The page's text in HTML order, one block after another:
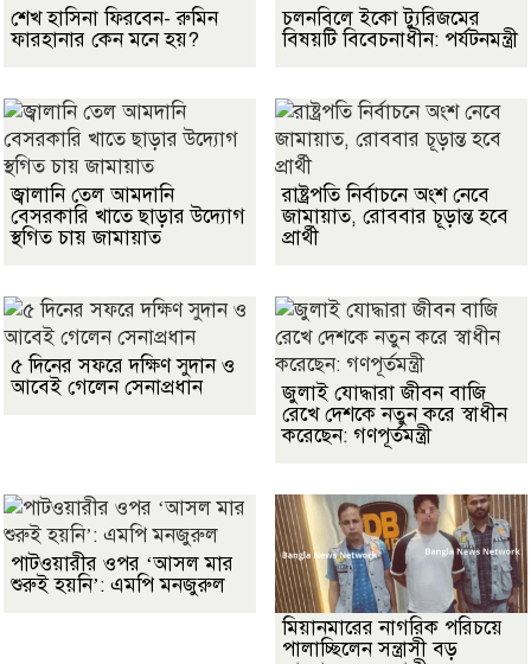
শেখ হাসিনা ফিরবেন- রুমিন
ফারহানার কেন মনে হয়?
চলনবিলে ইকো ট্যুরিজমের
বিষয়টি বিবেচনাধীন: পর্যটনমন্ত্রী
জ্বালানি তেল আমদানি
বেসরকারি খাতে ছাড়ার উদ্যোগ
স্থগিত চায় জামায়াত
রাষ্ট্রপতি নির্বাচনে অংশ নেবে
জামায়াত, রোববার চূড়ান্ত হবে
প্রার্থী
৫ দিনের সফরে দক্ষিণ সুদান ও
আবেই গেলেন সেনাপ্রধান
জুলাই যোদ্ধারা জীবন বাজি
রেখে দেশকে নতুন করে স্বাধীন
করেছেন: গণপূর্তমন্ত্রী
পাটওয়ারীর ওপর ‘আসল মার
শুরুই হয়নি’: এমপি মনজুরুল
মিয়ানমারের নাগরিক পরিচয়ে
পালাচ্ছিলেন সন্ত্রাসী বড়